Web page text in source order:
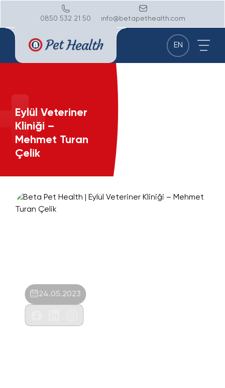
0850 532 21 50 info@betapethealth.com
EN
Eylül Veteriner
Kliniği –
Mehmet Turan
Çelik
24.05.2023